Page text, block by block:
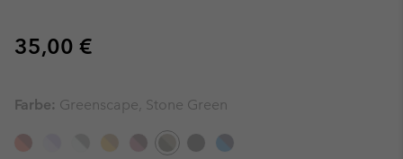
Regular price:
35,00 €
Farbe: Greenscape, Stone Green